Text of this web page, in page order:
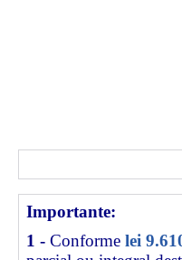
Importante:
1 - Conforme lei